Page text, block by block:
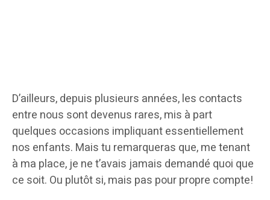
D’ailleurs, depuis plusieurs années, les contacts
entre nous sont devenus rares, mis à part
quelques occasions impliquant essentiellement
nos enfants. Mais tu remarqueras que, me tenant
à ma place, je ne t’avais jamais demandé quoi que
ce soit. Ou plutôt si, mais pas pour propre compte!